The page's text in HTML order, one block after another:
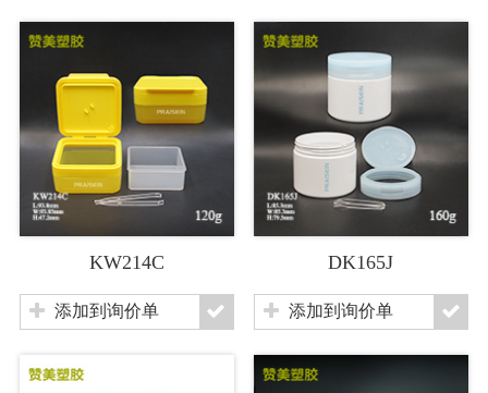
KW214C
添加到询价单
DK165J
添加到询价单